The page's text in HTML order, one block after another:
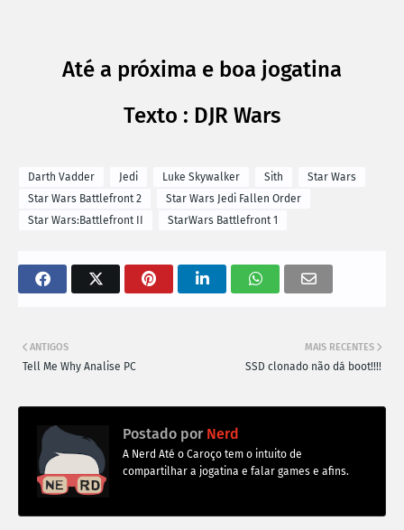
Até a próxima e boa jogatina
Texto : DJR Wars
Darth Vadder Jedi Luke Skywalker Sith
Star Wars
Star Wars Battlefront 2
Star Wars Jedi Fallen Order
Star Wars:Battlefront II
StarWars Battlefront 1
MAIS RECENTES
SSD clonado não dá boot!!!!
ANTIGOS
Tell Me Why Analise PC
Postado por Nerd
A Nerd Até o Caroço tem o intuito de
compartilhar a jogatina e falar games e afins.